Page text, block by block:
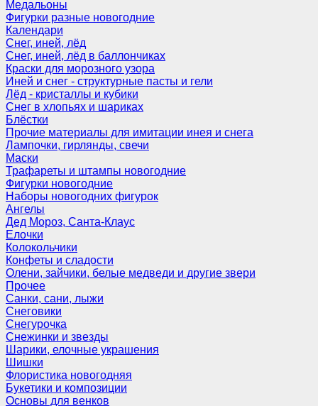
Медальоны
Фигурки разные новогодние
Календари
Снег, иней, лёд
Снег, иней, лёд в баллончиках
Краски для морозного узора
Иней и снег - структурные пасты и гели
Лёд - кристаллы и кубики
Снег в хлопьях и шариках
Блёстки
Прочие материалы для имитации инея и снега
Лампочки, гирлянды, свечи
Маски
Трафареты и штампы новогодние
Фигурки новогодние
Наборы новогодних фигурок
Ангелы
Дед Мороз, Санта-Клаус
Елочки
Колокольчики
Конфеты и сладости
Олени, зайчики, белые медведи и другие звери
Прочее
Санки, сани, лыжи
Снеговики
Снегурочка
Снежинки и звезды
Шарики, елочные украшения
Шишки
Флористика новогодняя
Букетики и композиции
Основы для венков